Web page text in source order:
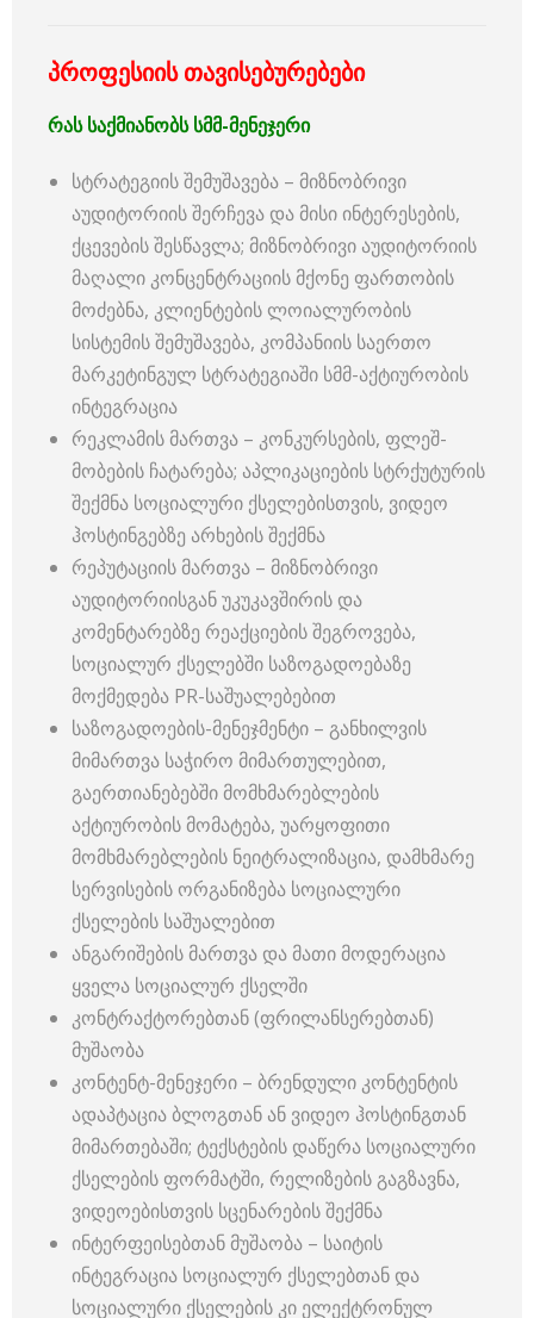
პროფესიის თავისებურებები
რას საქმიანობს სმმ-მენეჯერი
სტრატეგიის შემუშავება – მიზნობრივი
აუდიტორიის შერჩევა და მისი ინტერესების,
ქცევების შესწავლა; მიზნობრივი აუდიტორიის
მაღალი კონცენტრაციის მქონე ფართობის
მოძებნა, კლიენტების ლოიალურობის
სისტემის შემუშავება, კომპანიის საერთო
მარკეტინგულ სტრატეგიაში სმმ-აქტიურობის
ინტეგრაცია
რეკლამის მართვა – კონკურსების, ფლეშ-
მობების ჩატარება; აპლიკაციების სტრქუტურის
შექმნა სოციალური ქსელებისთვის, ვიდეო
ჰოსტინგებზე არხების შექმნა
რეპუტაციის მართვა – მიზნობრივი
აუდიტორიისგან უკუკავშირის და
კომენტარებზე რეაქციების შეგროვება,
სოციალურ ქსელებში საზოგადოებაზე
მოქმედება PR-საშუალებებით
საზოგადოების-მენეჯმენტი – განხილვის
მიმართვა საჭირო მიმართულებით,
გაერთიანებებში მომხმარებლების
აქტიურობის მომატება, უარყოფითი
მომხმარებლების ნეიტრალიზაცია, დამხმარე
სერვისების ორგანიზება სოციალური
ქსელების საშუალებით
ანგარიშების მართვა და მათი მოდერაცია
ყველა სოციალურ ქსელში
კონტრაქტორებთან (ფრილანსერებთან)
მუშაობა
კონტენტ-მენეჯერი – ბრენდული კონტენტის
ადაპტაცია ბლოგთან ან ვიდეო ჰოსტინგთან
მიმართებაში; ტექსტების დაწერა სოციალური
ქსელების ფორმატში, რელიზების გაგზავნა,
ვიდეოებისთვის სცენარების შექმნა
ინტერფეისებთან მუშაობა – საიტის
ინტეგრაცია სოციალურ ქსელებთან და
სოციალური ქსელების კი ელექტრონულ